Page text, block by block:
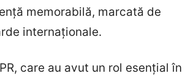
memorabilă, marcată de
internaționale.
care au avut un rol esențial în